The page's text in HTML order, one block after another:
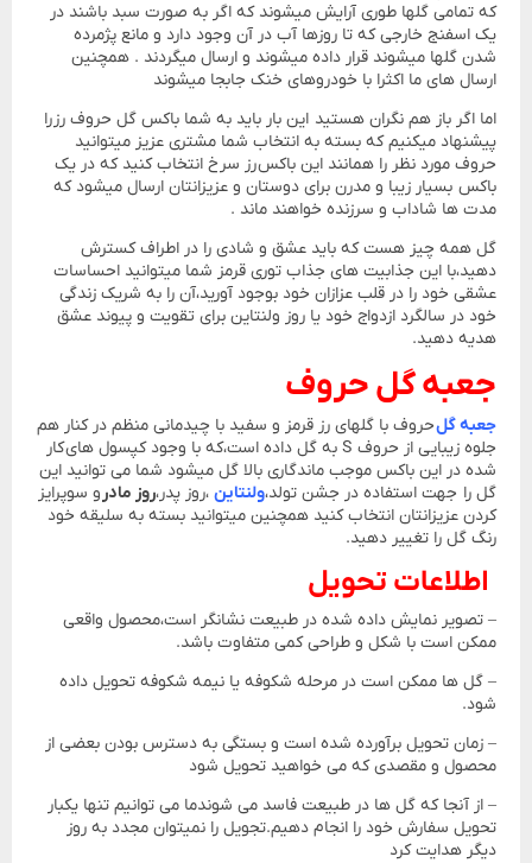
که تمامی گلها طوری آرایش میشوند که اگر به صورت سبد باشند در
یک اسفنج خارجی که تا روزها آب در آن وجود دارد و مانع پژمرده
شدن گلها میشوند قرار داده میشوند و ارسال میگردند . همچنین
ارسال های ما اکثرا با خودروهای خنک جابجا میشوند
اما اگر باز هم نگران هستید این بار باید به شما باکس گل حروف رز را
پیشنهاد میکنیم که بسته به انتخاب شما مشتری عزیز میتوانید
حروف مورد نظر را همانند این باکس رز سرخ انتخاب کنید که در یک
باکس بسیار زیبا و مدرن برای دوستان و عزیزانتان ارسال میشود که
مدت ها شاداب و سرزنده خواهند ماند .
گل همه چیز هست که باید عشق و شادی را در اطراف کسترش
دهید،با این جذابیت های جذاب توری قرمز شما میتوانید احساسات
عشقی خود را در قلب عزازان خود بوجود آورید،آن را به شریک زندگی
خود در سالگرد ازدواج خود یا روز ولنتاین برای تقویت و پیوند عشق
هدیه دهید.
جعبه گل حروف
جعبه گلحروف با گلهای رز قرمز و سفید با چیدمانی منظم در کنار هم
جلوه زیبایی از حروف S به گل داده است،که با وجود کپسول های کار
شده در این باکس موجب ماندگاری بالا گل میشود شما می توانید این
گل را جهت استفاده در جشن تولد،ولنتاین ،روز پدر،روز مادر و سوپرایز
کردن عزیزانتان انتخاب کنید همچنین میتوانید بسته به سلیقه خود
رنگ گل را تغییر دهید.
اطلاعات تحویل
– تصویر نمایش داده شده در طبیعت نشانگر است،محصول واقعی
ممکن است با شکل و طراحی کمی متفاوت باشد.
– گل ها ممکن است در مرحله شکوفه یا نیمه شکوفه تحویل داده
شود.
– زمان تحویل برآورده شده است و بستگی به دسترس بودن بعضی از
محصول و مقصدی که می خواهید تحویل شود
– از آنجا که گل ها در طبیعت فاسد می شوندما می توانیم تنها یکبار
تحویل سفارش خود را انجام دهیم.تجویل را نمیتوان مجدد به روز
دیگر هدایت کرد